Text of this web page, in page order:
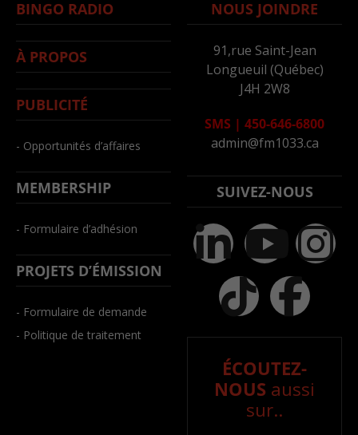
BINGO RADIO
À PROPOS
PUBLICITÉ
- Opportunités d’affaires
MEMBERSHIP
- Formulaire d’adhésion
PROJETS D’ÉMISSION
- Formulaire de demande
- Politique de traitement
NOUS JOINDRE
91,rue Saint-Jean
Longueuil (Québec)
J4H 2W8
SMS | 450-646-6800
admin@fm1033.ca
SUIVEZ-NOUS
ÉCOUTEZ-
NOUS aussi
sur..